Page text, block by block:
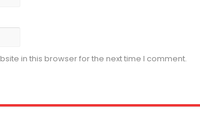
in this browser for the next time I comment.